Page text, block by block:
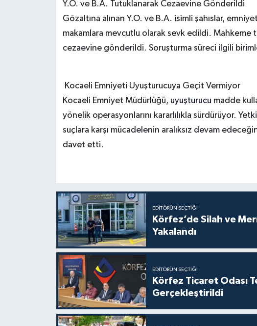
Y.O. ve B.A. Tutuklanarak Cezaevine Gönderildi
Gözaltına alınan Y.O. ve B.A. isimli şahıslar,
makamlara mevcutlu olarak sevk edildi. Mahkeme
cezaevine gönderildi. Soruşturma süreci ilgili
Kocaeli Emniyeti Uyuşturucuya Geçit Vermiyor
Kocaeli Emniyet Müdürlüğü, uyuşturucu madde
yönelik operasyonlarını kararlılıkla sürdürüyor.
suçlara karşı mücadelenin aralıksız devam
davet etti.
EDITÖRÜN SEÇTIĞI
Körfez’de Silah ve
Yakalandı
EDITÖRÜN SEÇTIĞI
Körfez Ticaret Odası
Gerçekleştirildi